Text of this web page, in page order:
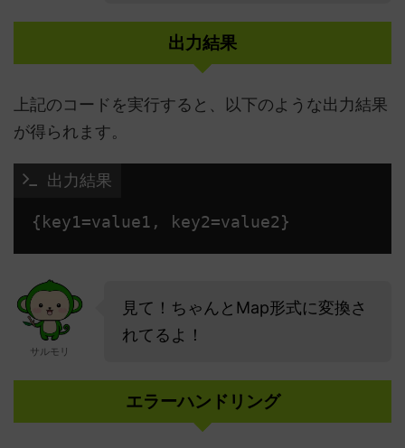
出力結果
上記のコードを実行すると、以下のような出力結果
が得られます。
出力結果
{key1=value1, key2=value2}
サルモリ
見て！ちゃんとMap形式に変換さ
れてるよ！
エラーハンドリング